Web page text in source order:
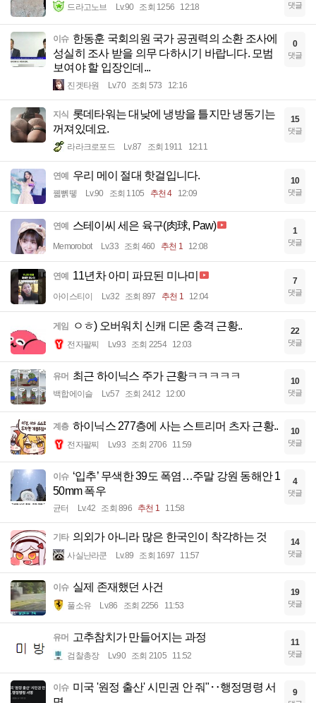
드라고노브 Lv.90 조회 1256 12:18 댓글
이슈 한동훈 국회의원 국가 공권력의 소환 조사에
성실히 조사 받을 의무 다하시기 바랍니다. 모범
보여야 할 입장인데...
진겟타원 Lv.70 조회 573 12:16
0
댓글
지식
롯데타워는 대낮에 냉방을 틀지만 냉동기는
꺼져있데요.
라라크로포드 Lv.87 조회 1911 12:11
15
댓글
연예 우리 메이 절대 핫걸입니다.
꿻뻵뗗 Lv.90 조회 1105 추천 4 12:09
10
댓글
연예 스테이씨 세은 육구(肉球, Paw)
Memorobot Lv.33 조회 460 추천 1 12:08
1
댓글
연예 11년차 아미 파묘된 미나미
아이스티이 Lv.32 조회 897 추천 1 12:04
7
댓글
게임 ㅇㅎ) 오버워치 신캐 디몬 충격 근황..
전자팔찌 Lv.93 조회 2254 12:03
22
댓글
유머 최근 하이닉스 주가 근황ㅋㅋㅋㅋㅋ
백합에이슬 Lv.57 조회 2412 12:00
10
댓글
계층 하이닉스 277층에 사는 스트리머 츠자 근황..
전자팔찌 Lv.93 조회 2706 11:59
10
댓글
이슈 ‘입추’ 무색한 39도 폭염…주말 강원 동해안 1
50mm 폭우
균터 Lv.42 조회 896 추천 1 11:58
4
댓글
기타 의외가 아니라 많은 한국인이 착각하는 것
사실난라쿤 Lv.89 조회 1697 11:57
14
댓글
이슈 실제 존재했던 사건
풀소유 Lv.86 조회 2256 11:53
19
댓글
유머 고추참치가 만들어지는 과정
검찰총장 Lv.90 조회 2105 11:52
11
댓글
이슈 미국 '원정 출산' 시민권 안 줘"‥행정명령 서
9